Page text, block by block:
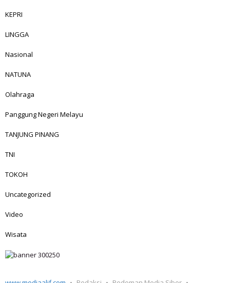
KEPRI
LINGGA
Nasional
NATUNA
Olahraga
Panggung Negeri Melayu
TANJUNG PINANG
TNI
TOKOH
Uncategorized
Video
Wisata